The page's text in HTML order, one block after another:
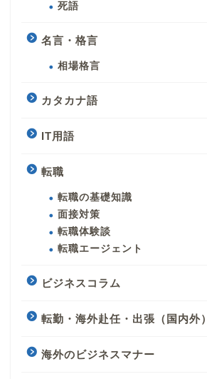
死語
名言・格言
相場格言
カタカナ語
IT用語
転職
転職の基礎知識
面接対策
転職体験談
転職エージェント
ビジネスコラム
転勤・海外赴任・出張（国内外）
海外のビジネスマナー